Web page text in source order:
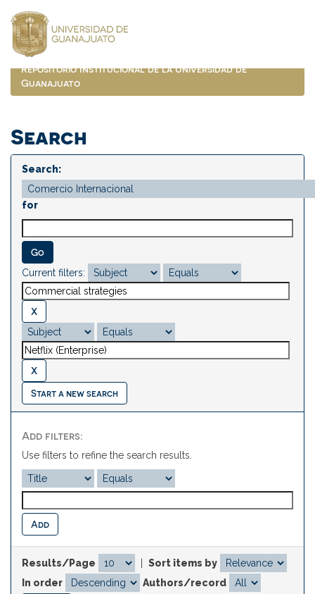
navigation
Repositorio Institucional de la Universidad de
Guanajuato
Search
Search:
for
Current filters:
Start a new search
Add filters:
Use filters to refine the search results.
Results/Page
Sort items by
In order
Authors/record